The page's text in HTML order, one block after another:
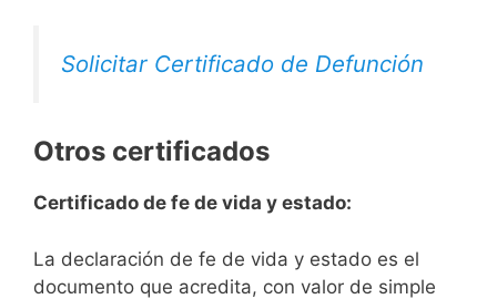
Solicitar Certificado de Defunción
Otros certificados
Certificado de fe de vida y estado:
La declaración de fe de vida y estado es el
documento que acredita, con valor de simple